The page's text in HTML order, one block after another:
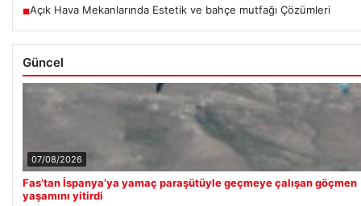
■Açık Hava Mekanlarında Estetik ve bahçe mutfağı Çözümleri
Güncel
07/08/2026
Fas’tan İspanya’ya yamaç paraşütüyle geçmeye çalışan göçmen
yaşamını yitirdi